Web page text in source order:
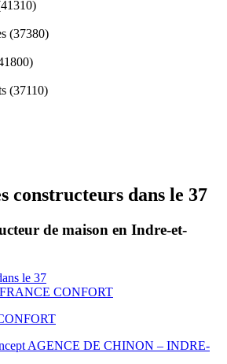
(37380)
(37110)
constructeurs dans le 37
de maison en Indre-et-
le 37